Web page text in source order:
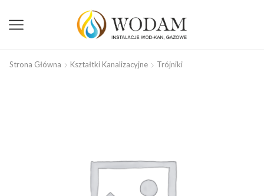
Strona Główna Kształtki Kanalizacyjne Trójniki